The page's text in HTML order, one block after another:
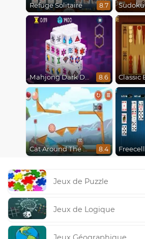
Refuge Solitaire 8.7 Sudoku
Mahjong Dark Dimensions 8.6
Cat Around The World 8.4
Jeux de Puzzle
Jeux de Logique